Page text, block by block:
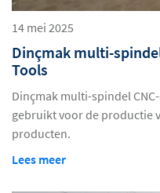
14 mei 2025
Dinçmak multi-
Tools
Dinçmak multi-spindel
gebruikt voor de productie
producten.
Lees meer